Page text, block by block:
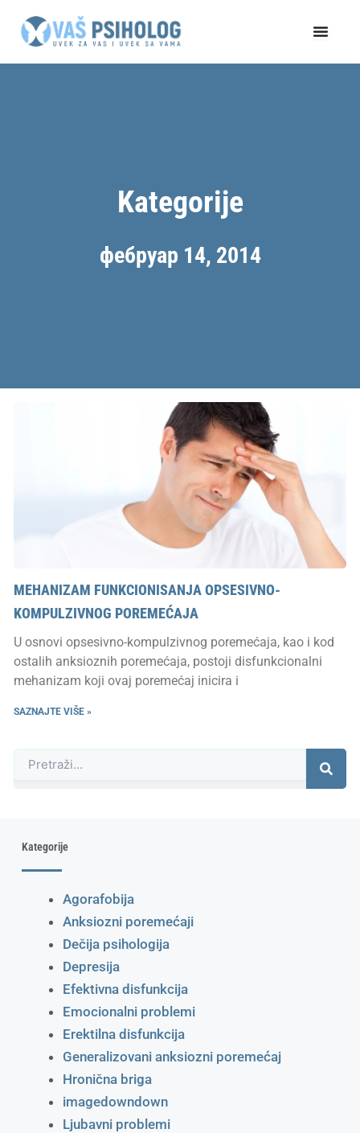
Kategorije
фебруар 14, 2014
MEHANIZAM FUNKCIONISANJA OPSESIVNO-
KOMPULZIVNOG POREMEĆAJA
U osnovi opsesivno-kompulzivnog poremećaja, kao i kod
ostalih anksioznih poremećaja, postoji disfunkcionalni
mehanizam koji ovaj poremećaj inicira i
SAZNAJTE VIŠE »
Kategorije
Agorafobija
Anksiozni poremećaji
Dečija psihologija
Depresija
Efektivna disfunkcija
Emocionalni problemi
Erektilna disfunkcija
Generalizovani anksiozni poremećaj
Hronična briga
imagedowndown
Ljubavni problemi